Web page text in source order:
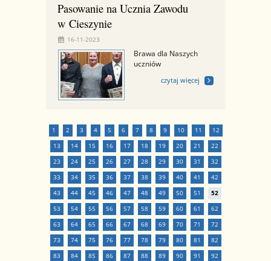
Pasowanie na Ucznia Zawodu
w Cieszynie
16-11-2023
Brawa dla Naszych
uczniów
czytaj więcej
1 2 3 4 5 6 7 8 9 10 11
12
13
14 15 16 17 18 19 20 21
22
23
24 25 26 27 28 29 30 31
32
33
34 35 36 37 38 39 40 41
42
43
44 45 46 47 48 49 50 51
52
53
54 55 56 57 58 59 60 61
62
63
64 65 66 67 68 69 70 71
72
73
74 75 76 77 78 79 80 81
82
83
84 85 86 87 88 89 90 91
92